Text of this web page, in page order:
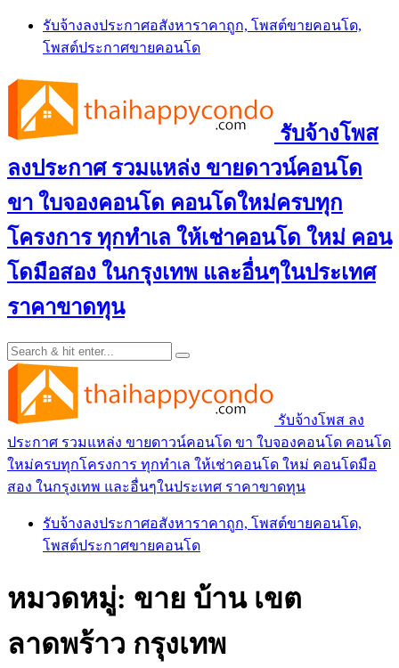
Skip
content
รับจ้างลงประกาศอสังหาราคาถูก, โพสต์ขายคอนโด,
โพสต์ประกาศขายคอนโด
รับจ้างโพส
ลงประกาศ รวมแหล่ง ขายดาวน์คอนโด
ขา ใบจองคอนโด คอนโดใหม่ครบทุก
โครงการ ทุกทำเล ให้เช่าคอนโด ใหม่ คอน
โดมือสอง ในกรุงเทพ และอื่นๆในประเทศ
ราคาขาดทุน
รับจ้างโพส ลง
ประกาศ รวมแหล่ง ขายดาวน์คอนโด ขา ใบจองคอนโด คอนโด
ใหม่ครบทุกโครงการ ทุกทำเล ให้เช่าคอนโด ใหม่ คอนโดมือ
สอง ในกรุงเทพ และอื่นๆในประเทศ ราคาขาดทุน
รับจ้างลงประกาศอสังหาราคาถูก, โพสต์ขายคอนโด,
โพสต์ประกาศขายคอนโด
หมวดหมู่: ขาย บ้าน เขต
ลาดพร้าว กรุงเทพ